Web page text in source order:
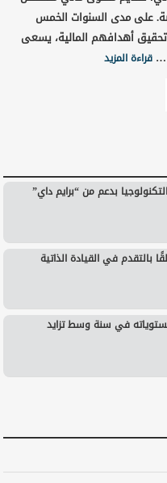
على مدى السنوات الخمس
تحقيق أهدافهم المالية، يسعى
…قراءة المزيد
بدعم من “برايم داي”
بالتقدم في القيادة الذاتية
في سنة وسط تزايد